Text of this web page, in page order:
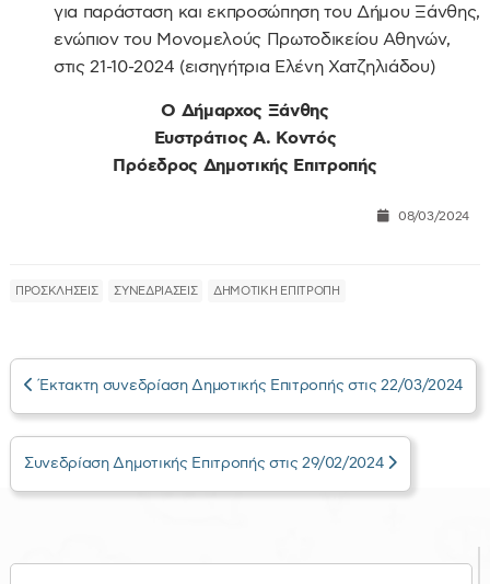
για παράσταση και εκπροσώπηση του Δήμου Ξάνθης,
ενώπιον του Μονομελούς Πρωτοδικείου Αθηνών,
στις 21-10-2024 (εισηγήτρια Ελένη Χατζηλιάδου)
Ο Δήμαρχος Ξάνθης
Ευστράτιος Α. Κοντός
Πρόεδρος Δημοτικής Επιτροπής
08/03/2024
ΠΡΟΣΚΛΗΣΕΙΣ ΣΥΝΕΔΡΙΑΣΕΙΣ ΔΗΜΟΤΙΚΗ ΕΠΙΤΡΟΠΗ
Έκτακτη συνεδρίαση Δημοτικής Επιτροπής στις 22/03/2024
Συνεδρίαση Δημοτικής Επιτροπής στις 29/02/2024